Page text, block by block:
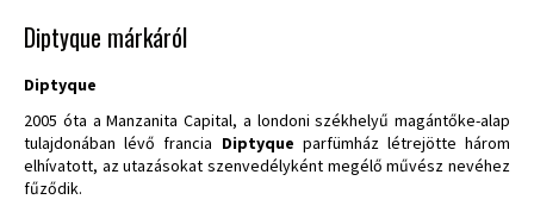
Diptyque márkáról
Diptyque
2005 óta a Manzanita Capital, a londoni székhelyű magántőke-alap
tulajdonában lévő francia Diptyque parfümház létrejötte három
elhívatott, az utazásokat szenvedélyként megélő művész nevéhez
fűződik.